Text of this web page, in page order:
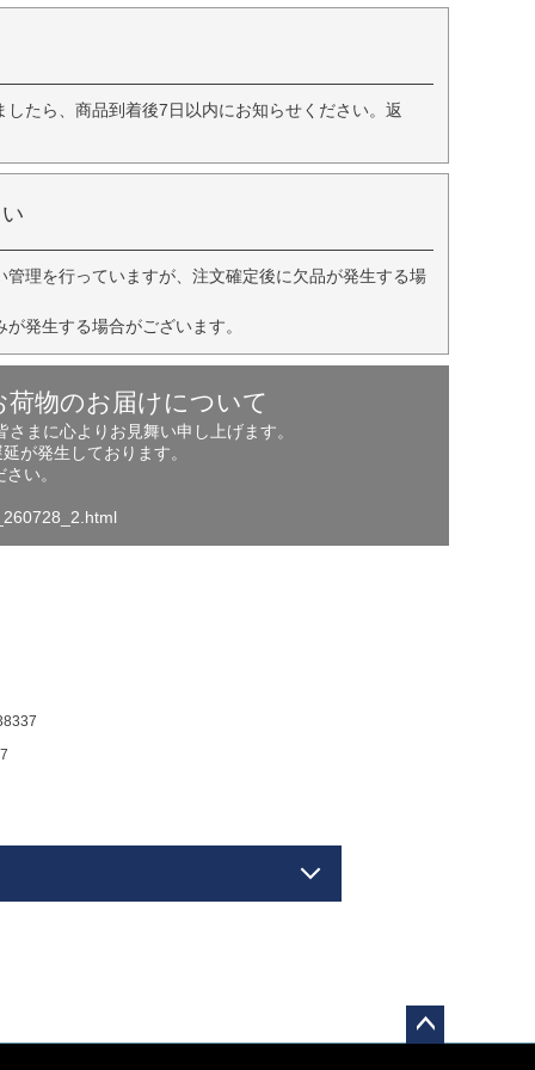
たら、商品到着後7日以内にお知らせください。返
理を行っていますが、注文確定後に欠品が発生する場
発生する場合がございます。
物のお届けについて
まに心よりお見舞い申し上げます。
が発生しております。
い。